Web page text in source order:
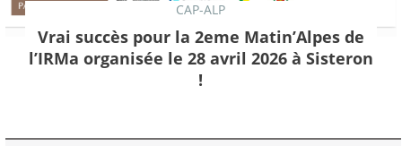
CAP-ALP
Vrai succès pour la 2eme Matin’Alpes de
l’IRMa organisée le 28 avril 2026 à Sisteron
!